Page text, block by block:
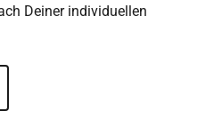
Deiner individuellen